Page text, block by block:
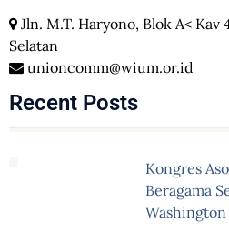
Jln. M.T. Haryono, Blok A< Kav
Selatan
unioncomm@wium.or.id
Recent Posts
Kongres
Beragama
Washington